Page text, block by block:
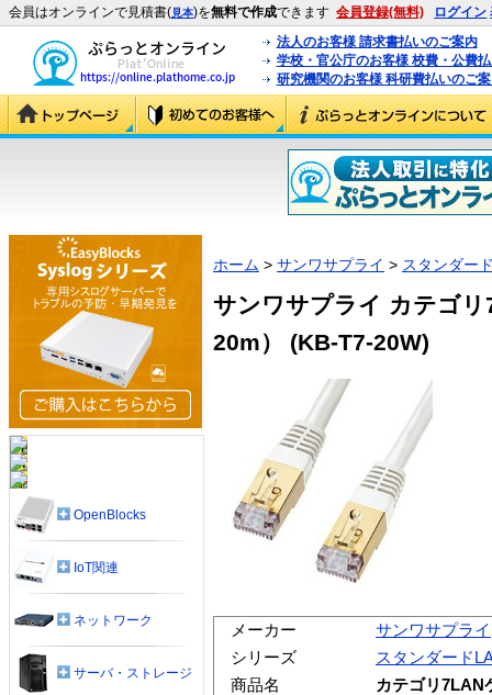
会員はオンラインで見積書(見本)を無料で作成できます 会員登録(無料) ログイン
法人のお客様 請求書払いのご案内
学校・官公庁のお客様 校費・公費
研究機関のお客様 科研費払いのご
ホーム > サンワサプライ > スタンダー
サンワサプライ カテゴ
20m） (KB-T7-20W)
メーカー
サンワサプライ
シリーズ
スタンダード
商品名
カテゴリ7LAN
OpenBlocks
IoT関連
ネットワーク
サーバ・ストレージ